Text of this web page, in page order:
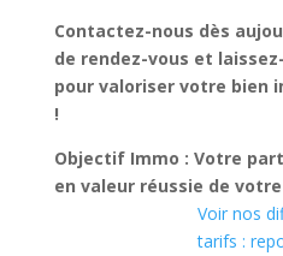
Contactez-nous dès
de rendez-vous et
pour valoriser votre bien
!
Objectif Immo : Votre
en valeur réussie de
Voir nos
tarifs :